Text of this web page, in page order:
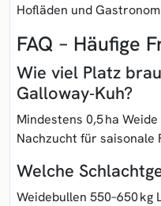
Hof­läden und
FAQ – Häufige
Wie viel Platz
Galloway‑Kuh?
Mindestens 0,5 ha
Nachzucht für
Welche
Weide­bullen 550–650